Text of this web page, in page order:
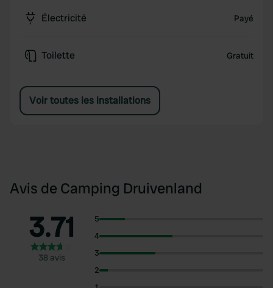
Électricité Payé
Toilette Gratuit
Voir toutes les installations
Avis de Camping Druivenland
3.71
38 avis
5
4
3
2